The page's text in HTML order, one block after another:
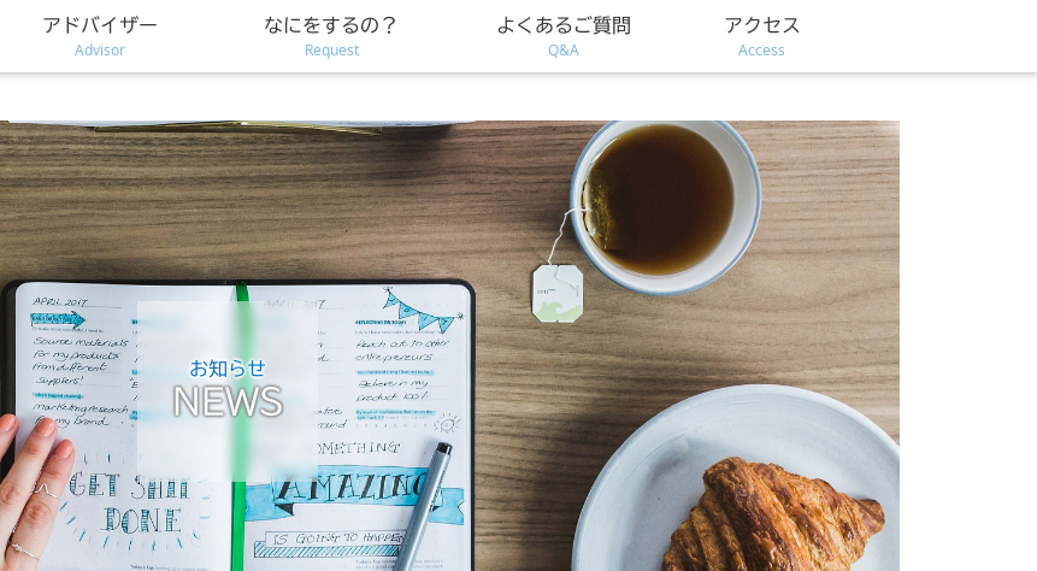
お知らせ
NEWS
アドバイザー
Advisor
なにをするの？
Request
よくあるご質問
Q&A
アクセス
Access